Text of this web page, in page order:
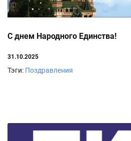
С днем Народного Единства!
31.10.2025
Тэги: Поздравления